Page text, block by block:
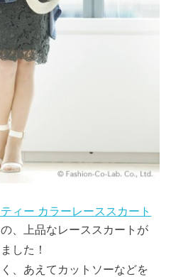
ィー カラーレーススカート
、上品なレーススカートが
した！
、あえてカットソーなどを